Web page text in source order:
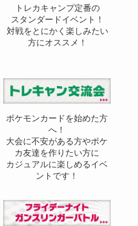
トレカキャンプ定番の
スタンダードイベント！
対戦をとにかく楽しみたい
方にオススメ！
ポケモンカードを始めた方
へ！
大会に不安がある方やポケ
カ友達を作りたい方に
カジュアルに楽しめるイベ
ントです！